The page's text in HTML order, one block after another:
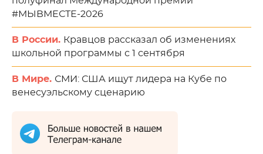
#МЫВМЕСТЕ-2026
В России. Кравцов рассказал об изменениях
школьной программы с 1 сентября
В Мире. СМИ: США ищут лидера на Кубе по
венесуэльскому сценарию